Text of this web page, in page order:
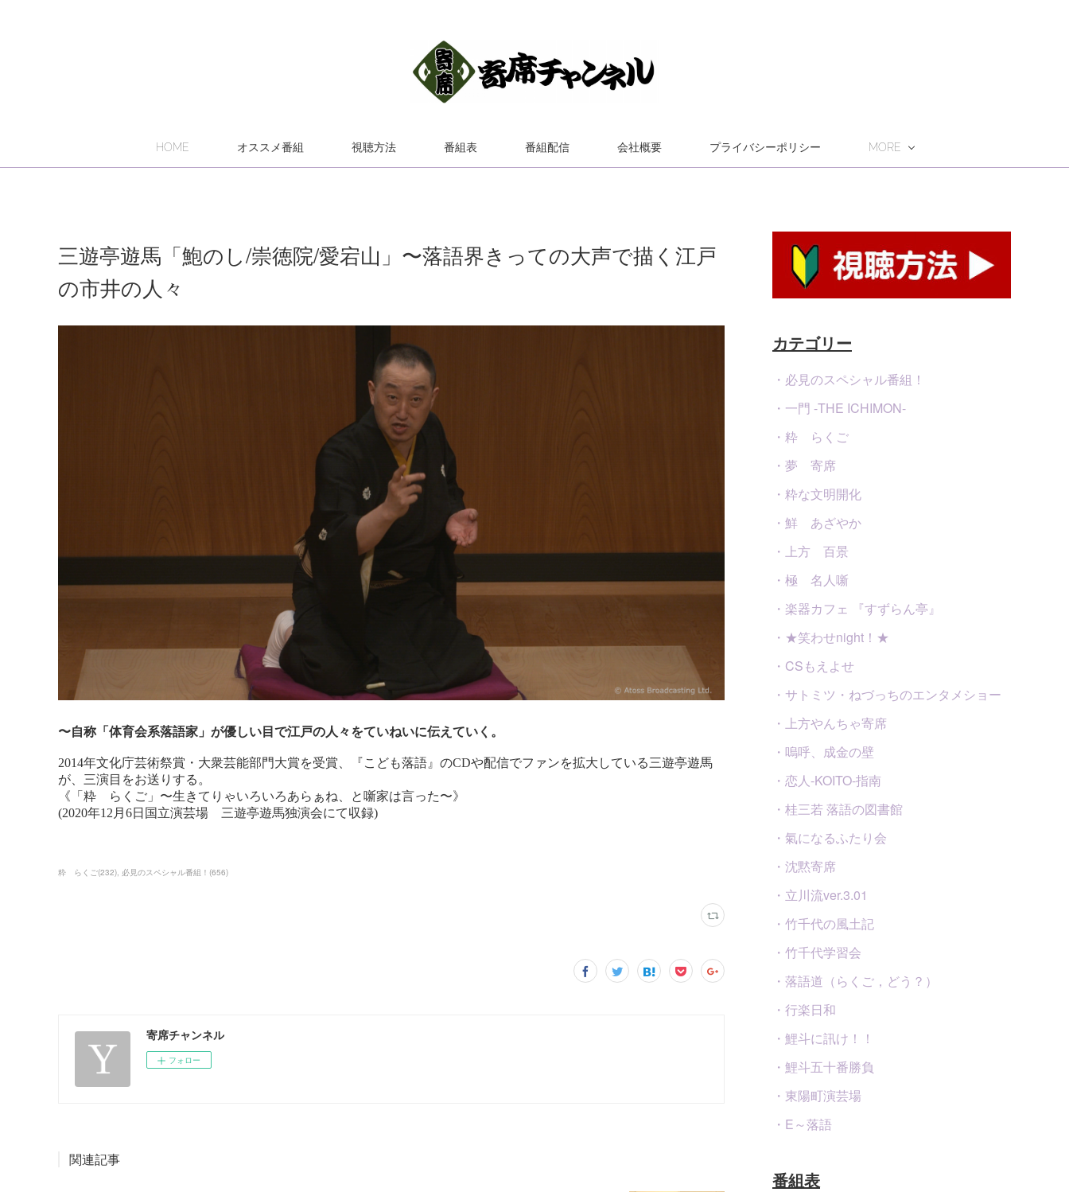
HOME オススメ番組 視聴方法 番組表 番組配信 会社概要 プライバシーポリシー MORE
三遊亭遊馬「鮑のし/崇徳院/愛宕山」〜落語界きっての大声で描く江戸
の市井の人々
粋 らくご(232) 必見のスペシャル番組！ (656)
寄席チャンネル
フォロー
関連記事
カテゴリー
・必見のスペシャル番組！
・一門 -THE ICHIMON-
・粋 らくご
・夢 寄席
・粋な文明開化
・鮮 あざやか
・上方 百景
・極 名人噺
・楽器カフェ 『すずらん亭』
・★笑わせnight！★
・CSもえよせ
・サトミツ・ねづっちのエンタメショー
・上方やんちゃ寄席
・嗚呼、成金の壁
・恋人-KOITO-指南
・桂三若 落語の図書館
・氣になるふたり会
・沈黙寄席
・立川流ver.3.01
・竹千代の風土記
・竹千代学習会
・落語道（らくご，どう？）
・行楽日和
・鯉斗に訊け！！
・鯉斗五十番勝負
・東陽町演芸場
・E～落語
番組表